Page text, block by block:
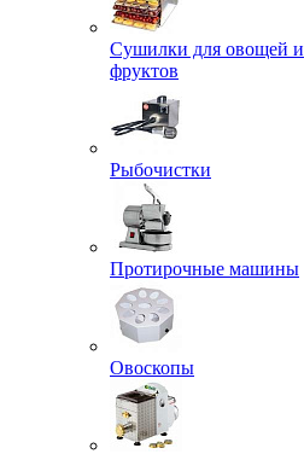
Сушилки для овощей и
фруктов
Рыбочистки
Протирочные машины
Овоскопы